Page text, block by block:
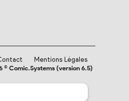
Mentions Légales
© Comic.Systems (version 6.5)